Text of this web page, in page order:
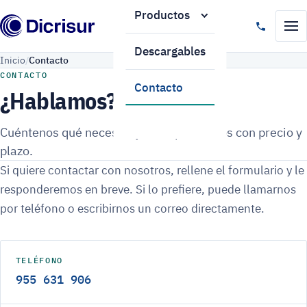
Productos
Descargables
Contacto
Inicio Contacto
CONTACTO
¿Hablamos?
Cuéntenos qué necesita y le respondemos con precio y
plazo.
Si quiere contactar con nosotros, rellene el formulario y le
responderemos en breve. Si lo prefiere, puede llamarnos
por teléfono o escribirnos un correo directamente.
TELÉFONO
955 631 906